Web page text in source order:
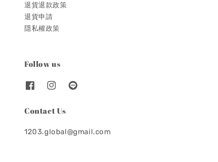
退貨退款政策
退貨申請
隱私權政策
Follow us
Contact Us
1203.global@gmail.com